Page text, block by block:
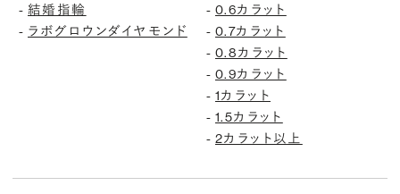
- 結婚指輪
- ラボグロウンダイヤモンド
- 0.6カラット
- 0.7カラット
- 0.8カラット
- 0.9カラット
- 1カラット
- 1.5カラット
- 2カラット以上